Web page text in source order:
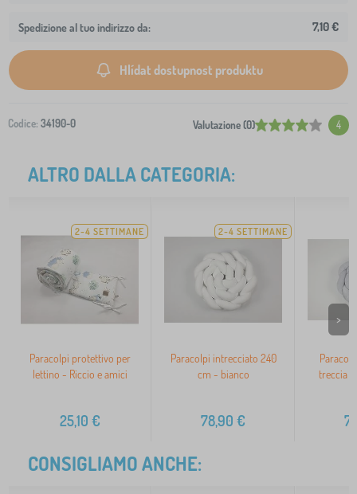
Spedizione al tuo indirizzo da: 7,10 €
Hlídat dostupnost produktu
Codice: 34190-0 Valutazione (0) 4
ALTRO DALLA CATEGORIA:
2-4 SETTIMANE
Paracolpi protettivo per
lettino - Riccio e amici
25,10 €
2-4 SETTIMANE
Paracolpi intrecciato 240
cm - bianco
78,90 €
treccia
>
CONSIGLIAMO ANCHE: